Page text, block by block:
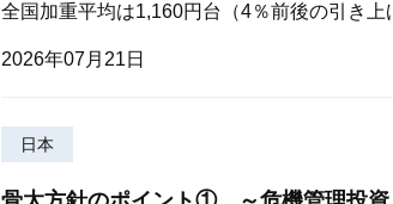
全国加重平均は1,160円台（4％前後の引き上
2026年07月21日
日本